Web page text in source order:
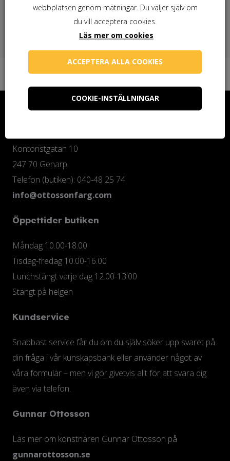
Kontakta oss
Kontoristgatan 10
247 70 Genarp
Telefon (butiken): 040-48 25 74
info@ottossonfarg.com
Öppettider butiken
Måndag 10.00-18.00
Tisdag-fredag 10.00-16.00
Lunchstängt varje dag 12.00-13.00
Stängt på helgen
Kundservice
Snabbast service får du om du själv söker upp svaret på
din fråga i vår kunskapsbank eller använder något av
våra formulär – men vi gör givetvis allt för att svara dig
även via telefon.
Gunnar Ottosson
Läs mer om konstnären Gunnar Ottosson på
gunnarottosson.se
webbplatsen genom mätningar. Du väljer själv om
du vill acceptera cookies.
Läs mer om cookies
ACCEPTERA ALLA COOKIES
COOKIE-INSTÄLLNINGAR